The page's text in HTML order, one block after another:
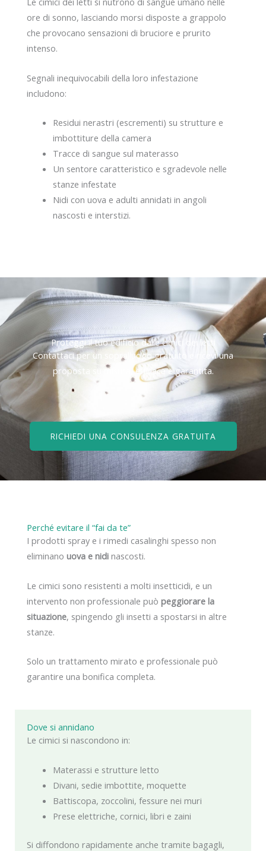
ore di sonno, lasciando morsi disposte a grappolo
che provocano sensazioni di bruciore e prurito
intenso.
Segnali inequivocabili della loro infestazione
includono:
Residui nerastri (escrementi) su strutture e
imbottiture della camera
Tracce di sangue sul materasso
Un sentore caratteristico e sgradevole nelle
stanze infestate
Nidi con uova e adulti annidati in angoli
nascosti e interstizi.
Proteggi il tuo edificio dalle cimici dei letti
Contattaci per un sopralluogo gratuito e ricevi una
proposta su misura, efficace e garantita.
RICHIEDI UNA CONSULENZA GRATUITA
Dove si annidano
Le cimici si nascondono in:
Materassi e strutture letto
Divani, sedie imbottite, moquette
Battiscopa, zoccolini, fessure nei muri
Prese elettriche, cornici, libri e zaini
Si diffondono rapidamente anche tramite bagagli,
Perché evitare il “fai da te”
I prodotti spray e i rimedi casalinghi spesso non
eliminano uova e nidi nascosti.
Le cimici sono resistenti a molti insetticidi, e un
intervento non professionale può peggiorare la
situazione, spingendo gli insetti a spostarsi in altre
stanze.
Solo un trattamento mirato e professionale può
garantire una bonifica completa.